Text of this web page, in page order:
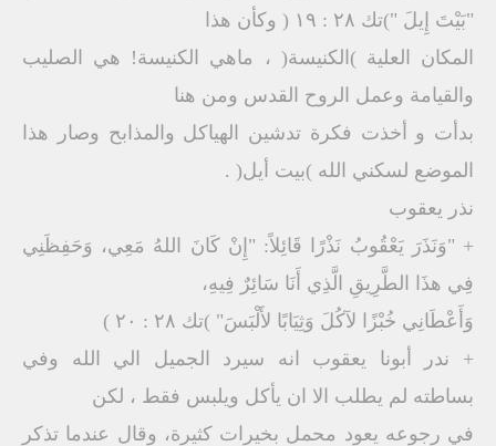
"بَيْتَ إِيلَ ")تك ٢٨ : ١٩ ( وكأن هذا
المكان العلية )الكنيسة( ، ماهي الكنيسة! هي الصليب
والقيامة وعمل الروح القدس ومن هنا
بدأت و أخذت فكرة تدشين الهياكل والمذابح وصار هذا
الموضع لسكني الله )بيت أيل( .
نذر يعقوب
+ "وَنَذَرَ يَعْقُوبُ نَذْرًا قَائِلاً: "إِنْ كَانَ اللهُ مَعِي، وَحَفِظَنِي
فِي هذَا الطَّرِيقِ الَّذِي أَنَا سَائِرٌ فِيهِ،
وَأَعْطَانِي خُبْزًا لآكُلَ وَثِيَابًا لأَلْبَسَ" )تك ٢٨ : ٢٠ )
+ ندر أبونا يعقوب انه سيرد الجميل الي الله وفي
بساطته لم يطلب الا ان يأكل ويلبس فقط ، لكن
في رجوعه يعود محمل بخيرات كثيرة، وقال عندما تذكر